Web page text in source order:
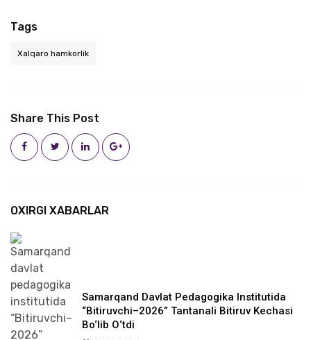
Tags
Xalqaro hamkorlik
Share This Post
OXIRGI XABARLAR
Samarqand Davlat Pedagogika Institutida
“Bitiruvchi–2026” Tantanali Bitiruv Kechasi
Bo‘lib O‘tdi